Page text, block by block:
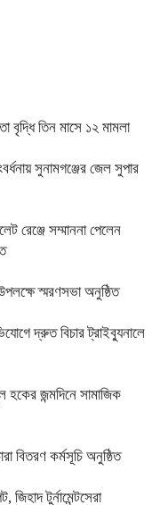
বৃদ্ধি তিন মাসে ১২ মামলা
সুনামগঞ্জের জেল সুপার
রেঞ্জে সম্মাননা পেলেন
স্মরণসভা অনুষ্ঠিত
দ্রুত বিচার ট্রাইব্যুনালে
জন্মদিনে সামাজিক
বিতরণ কর্মসূচি অনুষ্ঠিত
টুর্নামেন্টসেরা